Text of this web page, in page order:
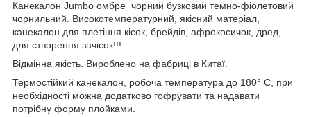
Канекалон Jumbo омбре чорний бузковий темно-фіолетовий
чорнильний. Високотемпературний, якісний матеріал,
канекалон для плетіння кісок, брейдів, афрокосичок, дред,
для створення зачісок!!!
Відмінна якість. Вироблено на фабриці в Китаї.
Термостійкий канекалон, робоча температура до 180° С, при
необхідності можна додатково гофрувати та надавати
потрібну форму плойками.